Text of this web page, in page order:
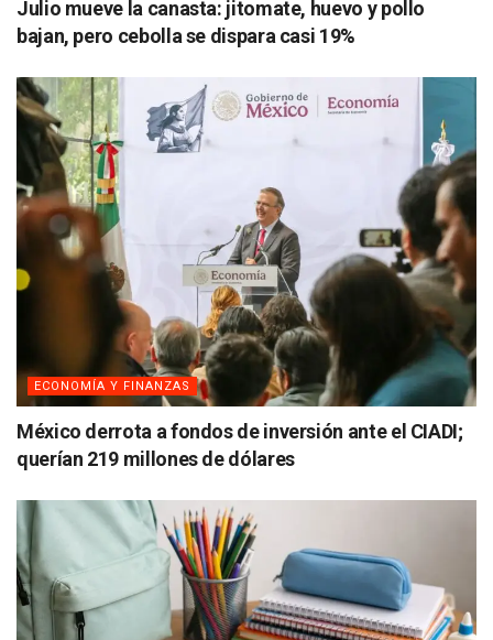
Julio mueve la canasta: jitomate, huevo y pollo
bajan, pero cebolla se dispara casi 19%
ECONOMÍA Y FINANZAS
México derrota a fondos de inversión ante el CIADI;
querían 219 millones de dólares